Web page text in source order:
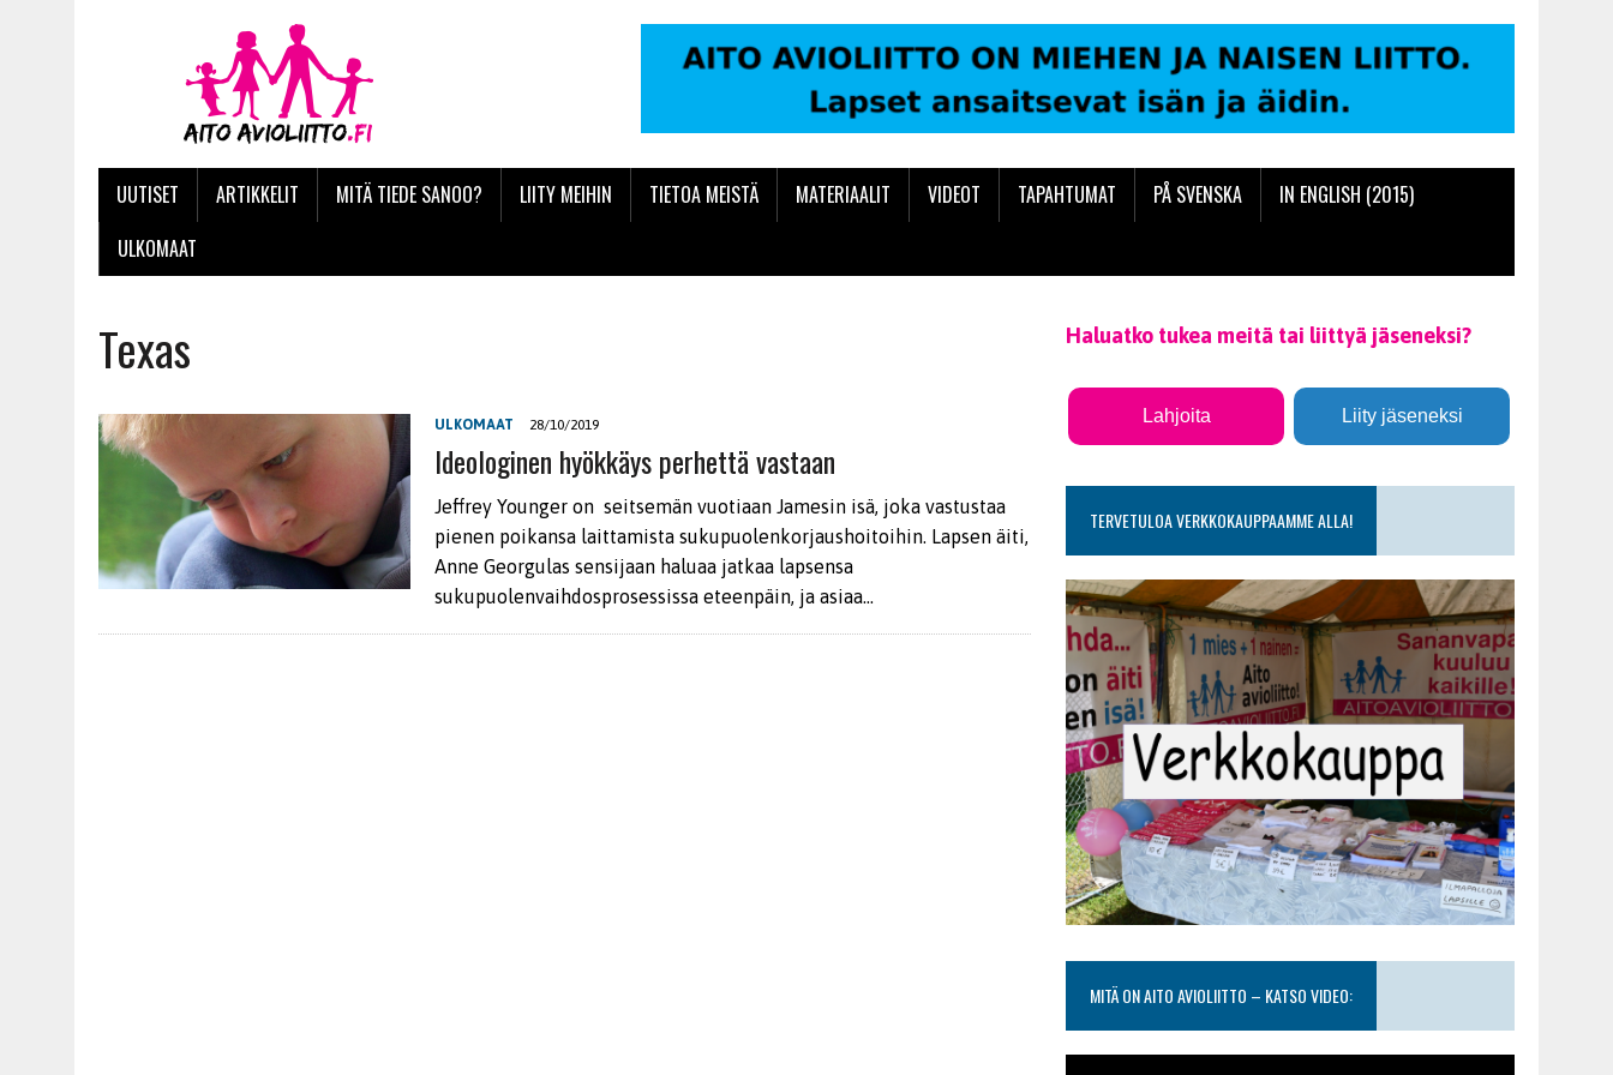
UUTISET ARTIKKELIT MITÄ TIEDE SANOO? LIITY MEIHIN TIETOA MEISTÄ MATERIAALIT VIDEOT TAPAHTUMAT PÅ SVENSKA
IN ENGLISH (2015)
ULKOMAAT
Texas
ULKOMAAT 28/10/2019
Ideologinen hyökkäys perhettä vastaan
Jeffrey Younger on seitsemän vuotiaan Jamesin isä, joka vastustaa
pienen poikansa laittamista sukupuolenkorjaushoitoihin. Lapsen äiti,
Anne Georgulas sensijaan haluaa jatkaa lapsensa
sukupuolenvaihdosprosessissa eteenpäin, ja asiaa…
Haluatko tukea meitä tai liittyä jäseneksi?
Lahjoita Liity jäseneksi
TERVETULOA VERKKOKAUPPAAMME ALLA!
MITÄ ON AITO AVIOLIITTO – KATSO VIDEO: